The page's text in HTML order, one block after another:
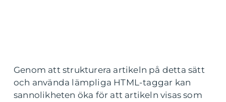
Genom att strukturera artikeln på detta sätt
och använda lämpliga HTML-taggar kan
sannolikheten öka för att artikeln visas som